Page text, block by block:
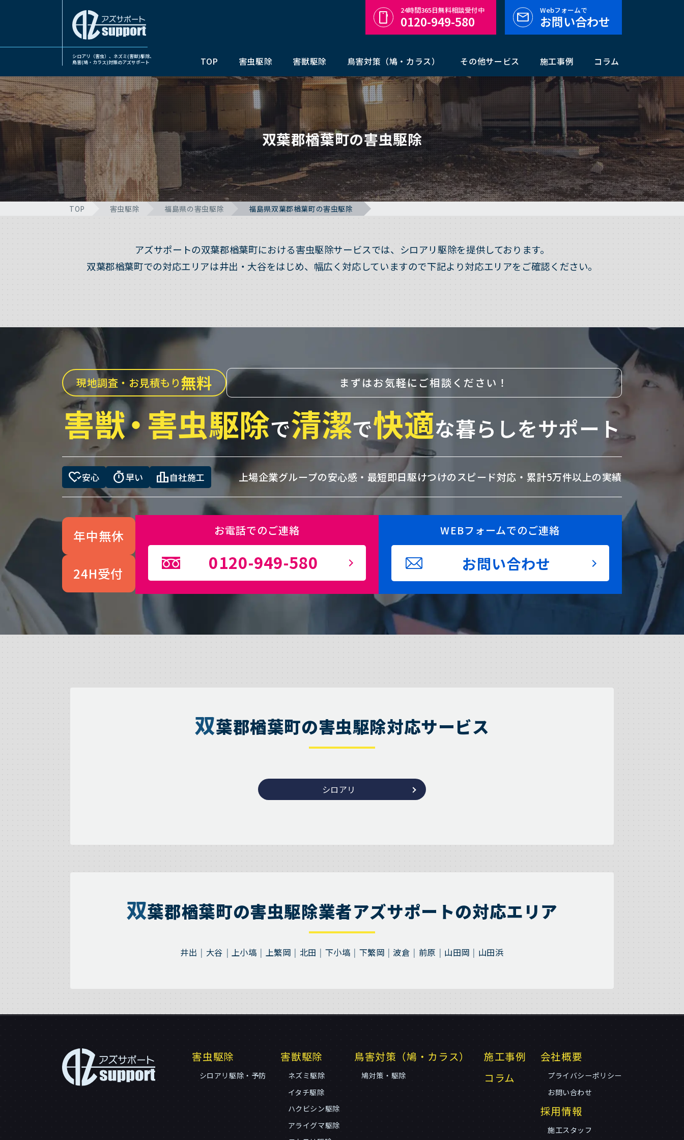
シロアリ（害虫）、ネズミ(害獣)駆除、
鳥害(鳩・カラス)対策のアズサポート
TOP 害虫駆除 害獣駆除 鳥害対策（鳩・カラス） その他サービス 施工事例 コラム
24時間365日無料相談受付中
0120-949-580
Webフォームで
お問い合わせ
双葉郡楢葉町の害虫駆除
TOP 害虫駆除 福島県の害虫駆除 福島県双葉郡楢葉町の害虫駆除
アズサポートの双葉郡楢葉町における害虫駆除サービスでは、シロアリ駆除を提供しております。
双葉郡楢葉町での対応エリアは井出・大谷をはじめ、幅広く対応していますので下記より対応エリアをご確認ください。
現地調査・お見積もり無料 まずはお気軽にご相談ください！
害獣・害虫駆除で清潔で快適な暮らしをサポート
heart_check安心 timer早い leaderboard自社施工 上場企業グループの安心感・ 最短即日駆けつけのスピード対応・ 累計5万件以上の実績
年中無休
24H受付
お電話でのご連絡
0120-949-580
WEBフォームでのご連絡
お問い合わせ
双葉郡楢葉町の害虫駆除対応サービス
シロアリ
双葉郡楢葉町の害虫駆除業者アズサポートの対応エリア
井出 大谷 上小塙 上繁岡 北田 下小塙 下繁岡 波倉 前原 山田岡 山田浜
害虫駆除
シロアリ駆除・予防
害獣駆除
ネズミ駆除
イタチ駆除
ハクビシン駆除
アライグマ駆除
鳥害対策（鳩・カラス）
鳩対策・駆除
施工事例
コラム
会社概要
プライバシーポリシー
お問い合わせ
採用情報
施工スタッフ